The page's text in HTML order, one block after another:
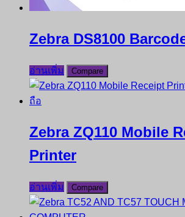
Zebra DS8100
อ่านเพิ่ม Compare
Zebra ZQ110 Mobile
Printer
อ่านเพิ่ม Compare